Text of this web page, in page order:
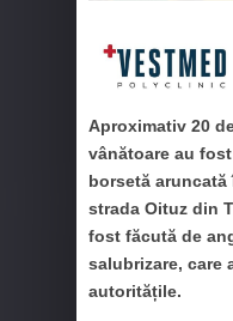
Aproximativ 20
vânătoare au
borsetă
strada Oituz din
fost făcută de
salubrizare, care
autoritățile.